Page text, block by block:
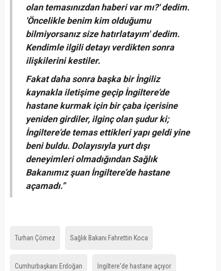
olan temasınızdan haberi var mı?' dedim.
'Öncelikle benim kim olduğumu
bilmiyorsanız size hatırlatayım' dedim.
Kendimle ilgili detayı verdikten sonra
ilişkilerini kestiler.
Fakat daha sonra başka bir İngiliz
kaynakla iletişime geçip İngiltere’de
hastane kurmak için bir çaba içerisine
yeniden girdiler, ilginç olan şudur ki;
İngiltere’de temas ettikleri yapı geldi yine
beni buldu. Dolayısıyla yurt dışı
deneyimleri olmadığından Sağlık
Bakanımız şuan İngiltere’de hastane
açamadı.”
Turhan Çömez Sağlık Bakanı Fahrettin Koca
Cumhurbaşkanı Erdoğan İngiltere'de hastane açıyor